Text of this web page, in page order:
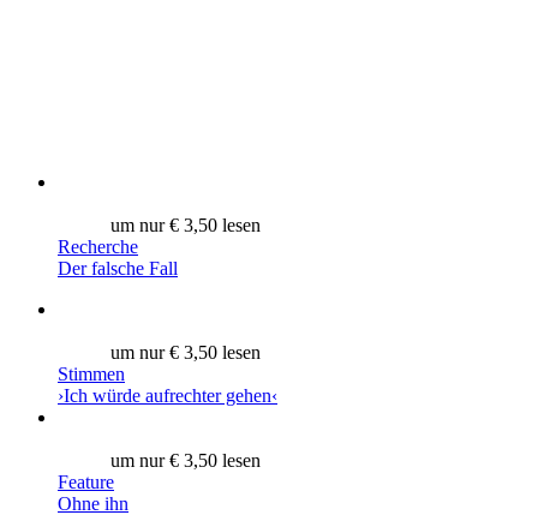
um nur € 3,50 lesen
Recherche
Der falsche Fall
um nur € 3,50 lesen
Stimmen
›Ich würde aufrechter gehen‹
um nur € 3,50 lesen
Feature
Ohne ihn